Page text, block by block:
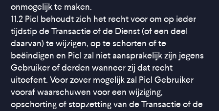
onmogelijk te maken.
11.2 Picl behoudt zich het recht voor om op ieder
tijdstip de Transactie of de Dienst (of een deel
daarvan) te wijzigen, op te schorten of te
beëindigen en Picl zal niet aansprakelijk zijn jegens
Gebruiker of derden wanneer zij dat recht
uitoefent. Voor zover mogelijk zal Picl Gebruiker
vooraf waarschuwen voor een wijziging,
opschorting of stopzetting van de Transactie of de